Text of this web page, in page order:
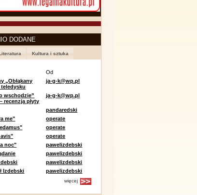
DODANE
Kultura i sztuka
Od
„Obłąkany
teledysku
ja-g-k@wp.pl
wschodzie”
recenzja płyty
ja-g-k@wp.pl
pandaredski
me"
operate
operate
avis"
operate
noc"
pawelizdebski
pawelizdebski
pawelizdebski
Izdebski pawelizdebski
więcej